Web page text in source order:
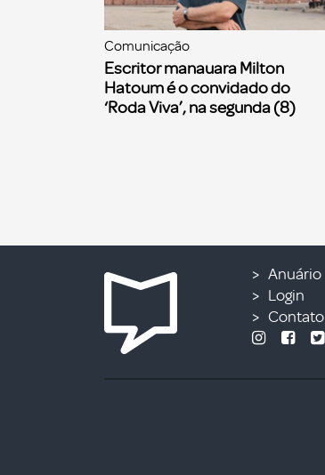
Comunicação
Escritor manauara Milton
Hatoum é o convidado do
‘Roda Viva’, na segunda (8)
Anuário
Login
Contato